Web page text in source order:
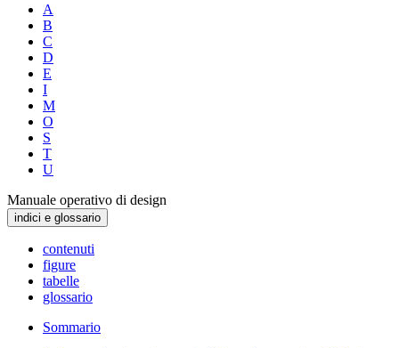
A
B
C
D
E
I
M
O
S
T
U
Manuale operativo di design
indici e glossario
contenuti
figure
tabelle
glossario
Sommario